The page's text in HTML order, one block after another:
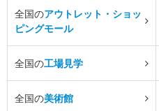
全国のアウトレット・ショッ
ピングモール
全国の工場見学
全国の美術館